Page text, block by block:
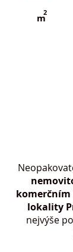
m2
lokality
nejvýše